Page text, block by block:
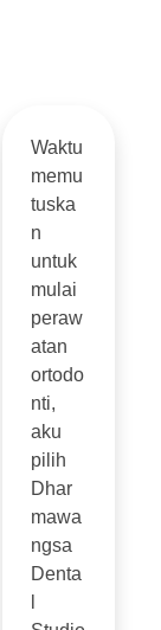
Waktu
memu
tuska
n
untuk
mulai
peraw
atan
ortodo
nti,
aku
pilih
Dhar
mawa
ngsa
Denta